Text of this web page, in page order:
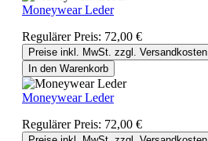
Moneywear Leder
Regulärer Preis: 72,00 €
Preise inkl. MwSt. zzgl. Versandkosten
In den Warenkorb
Moneywear Leder
Regulärer Preis: 72,00 €